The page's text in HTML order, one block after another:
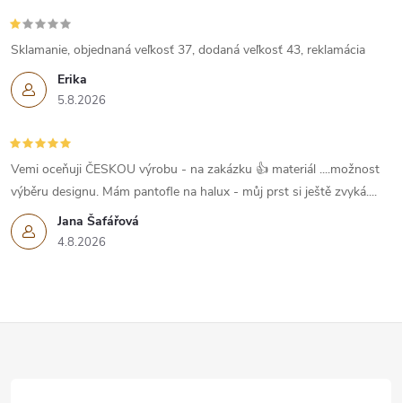
Erika
5.8.2026
Sklamanie, objednaná veľkosť 37, dodaná veľkosť 43, reklamácia
Jana Šafářová
4.8.2026
Vemi oceňuji ČESKOU výrobu - na zakázku 👍 materiál ....možnost
výběru designu. Mám pantofle na halux - můj prst si ještě zvyká....